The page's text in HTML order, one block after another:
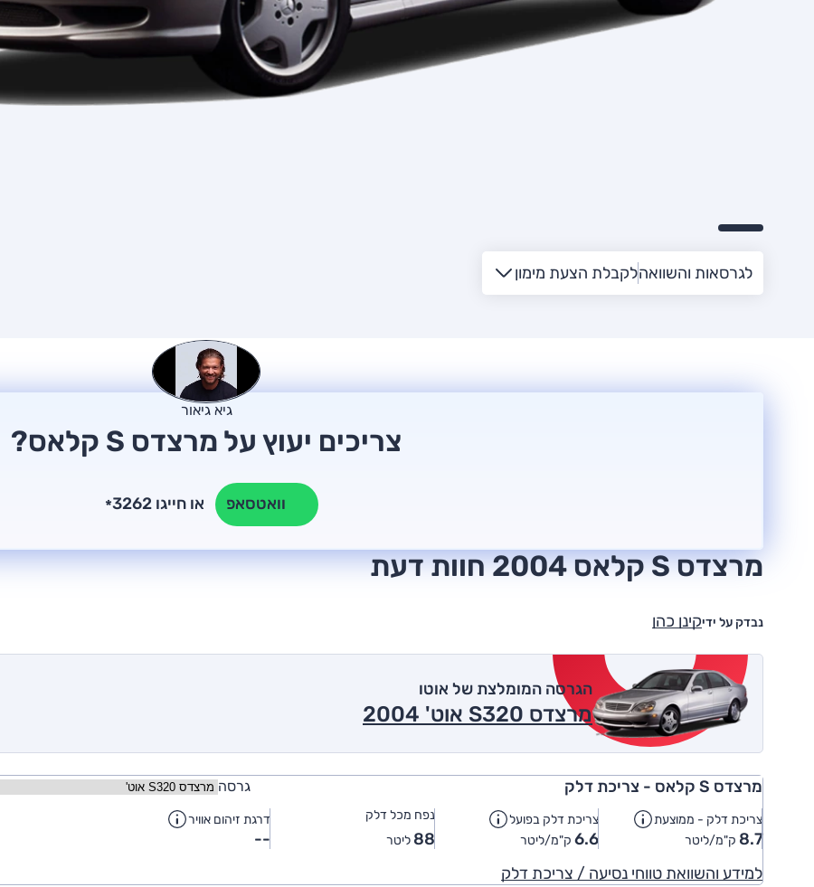
לגרסאות והשוואהלקבלת הצעת מימון
גיא גיאור
צריכים יעוץ על מרצדס S קלאס?
וואטסאפ * או חייגו 3262
מרצדס S קלאס 2004 חוות דעת
נבדק על ידיקינן כהן
הגרסה המומלצת של אוטו
מרצדס S320 אוט' 2004
מרצדס S קלאס - צריכת דלק גרסה
צריכת דלק - ממוצעת
8.7 ק"מ/ליטר
צריכת דלק בפועל
6.6 ק"מ/ליטר
נפח מכל דלק
88 ליטר
דרגת זיהום אוויר
--
למידע והשוואת טווחי נסיעה / צריכת דלק